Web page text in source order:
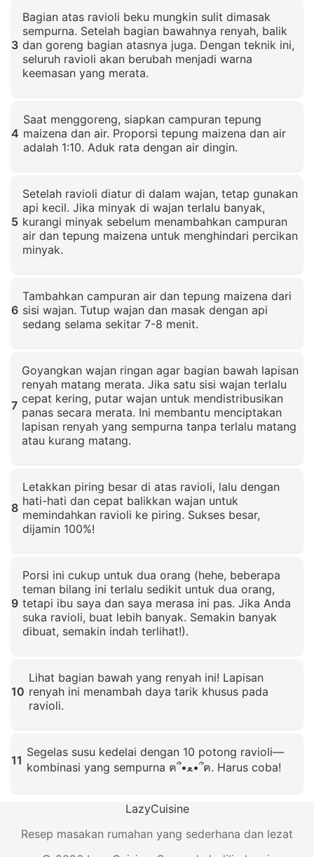
3
Bagian atas ravioli beku mungkin sulit dimasak
sempurna. Setelah bagian bawahnya renyah, balik
dan goreng bagian atasnya juga. Dengan teknik ini,
seluruh ravioli akan berubah menjadi warna
keemasan yang merata.
4
Saat menggoreng, siapkan campuran tepung
maizena dan air. Proporsi tepung maizena dan air
adalah 1:10. Aduk rata dengan air dingin.
5
Setelah ravioli diatur di dalam wajan, tetap gunakan
api kecil. Jika minyak di wajan terlalu banyak,
kurangi minyak sebelum menambahkan campuran
air dan tepung maizena untuk menghindari percikan
minyak.
6
Tambahkan campuran air dan tepung maizena dari
sisi wajan. Tutup wajan dan masak dengan api
sedang selama sekitar 7-8 menit.
7
Goyangkan wajan ringan agar bagian bawah lapisan
renyah matang merata. Jika satu sisi wajan terlalu
cepat kering, putar wajan untuk mendistribusikan
panas secara merata. Ini membantu menciptakan
lapisan renyah yang sempurna tanpa terlalu matang
atau kurang matang.
8
Letakkan piring besar di atas ravioli, lalu dengan
hati-hati dan cepat balikkan wajan untuk
memindahkan ravioli ke piring. Sukses besar,
dijamin 100%!
9
Porsi ini cukup untuk dua orang (hehe, beberapa
teman bilang ini terlalu sedikit untuk dua orang,
tetapi ibu saya dan saya merasa ini pas. Jika Anda
suka ravioli, buat lebih banyak. Semakin banyak
dibuat, semakin indah terlihat!).
10
Lihat bagian bawah yang renyah ini! Lapisan
renyah ini menambah daya tarik khusus pada
ravioli.
11
Segelas susu kedelai dengan 10 potong ravioli—
kombinasi yang sempurna ฅ՞•ﻌ•՞ฅ. Harus coba!
LazyCuisine
Resep masakan rumahan yang sederhana dan lezat